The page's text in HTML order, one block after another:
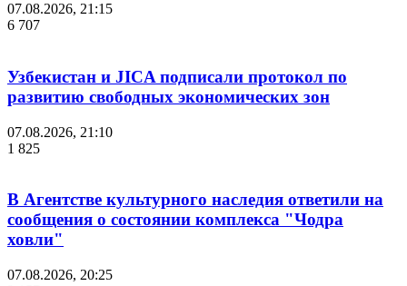
07.08.2026, 21:15
6 707
Узбекистан и JICA подписали протокол по
развитию свободных экономических зон
07.08.2026, 21:10
1 825
В Агентстве культурного наследия ответили на
сообщения о состоянии комплекса "Чодра
ховли"
07.08.2026, 20:25